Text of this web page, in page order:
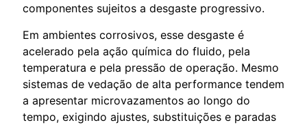
componentes sujeitos a desgaste progressivo.
Em ambientes corrosivos, esse desgaste é
acelerado pela ação química do fluido, pela
temperatura e pela pressão de operação. Mesmo
sistemas de vedação de alta performance tendem
a apresentar microvazamentos ao longo do
tempo, exigindo ajustes, substituições e paradas